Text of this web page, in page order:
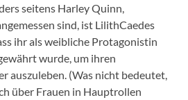
seitens Harley Quinn,
sind, ist LilithCaedes
ihr als weibliche Protagonistin
wurde, um ihren
auszuleben. (Was nicht bedeutet,
über Frauen in Hauptrollen